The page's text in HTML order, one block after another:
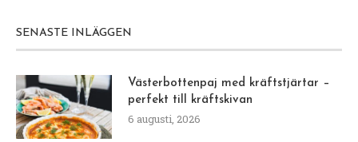
SENASTE INLÄGGEN
Västerbottenpaj med kräftstjärtar –
perfekt till kräftskivan
6 augusti, 2026